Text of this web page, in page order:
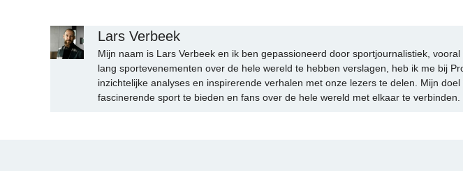
Lars Verbeek
Mijn naam is Lars Verbeek en ik ben gepassioneerd door sportjournalistiek,
lang sportevenementen over de hele wereld te hebben verslagen, heb ik me bij
inzichtelijke analyses en inspirerende verhalen met onze lezers te delen. Mijn
fascinerende sport te bieden en fans over de hele wereld met elkaar te verbinden.